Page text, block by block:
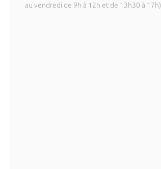
au vendredi de 9h à 12h et de 13h30 à 17h)